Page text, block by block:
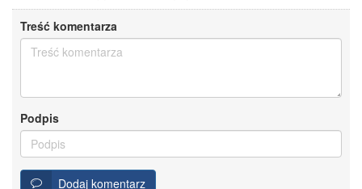
Treść komentarza
Podpis
Dodaj komentarz